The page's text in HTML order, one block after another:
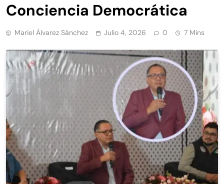
Conciencia Democrática
Mariel Álvarez Sánchez Julio 4, 2026 0 7 Mins